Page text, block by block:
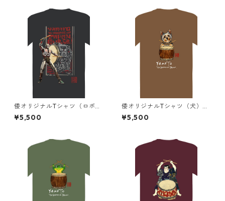
倭オリジナルTシャツ（ロボッ
ト）黒+ビンテージ加工
¥5,500
倭オリジナルTシャツ（犬）茶
色+ビンテージ加工
¥5,500